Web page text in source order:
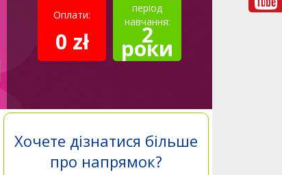
Оплати:
0 zł
період
навчання:
2
роки
Хочете дізнатися більше
про напрямок?